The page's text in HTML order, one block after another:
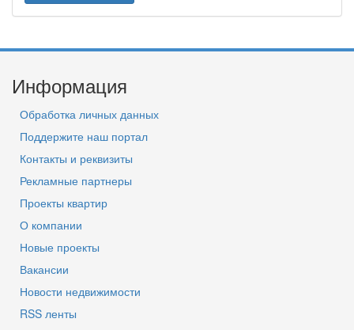
Информация
Обработка личных данных
Поддержите наш портал
Контакты и реквизиты
Рекламные партнеры
Проекты квартир
О компании
Новые проекты
Вакансии
Новости недвижимости
RSS ленты